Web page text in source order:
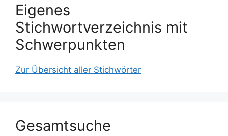
Eigenes
Stichwortverzeichnis mit
Schwerpunkten
Zur Übersicht aller Stichwörter
Gesamtsuche